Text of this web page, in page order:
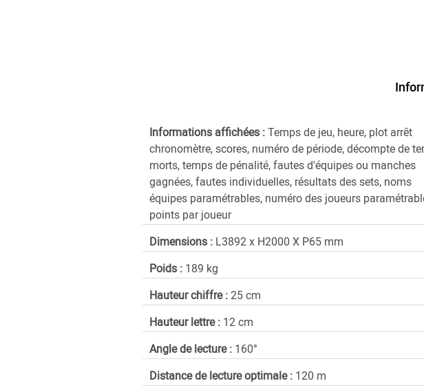
Informations affichées :Temps de jeu, heure, plot arrêt
chronomètre, scores, numéro de période, décompte de
morts, temps de pénalité, fautes d'équipes ou manches
gagnées, fautes individuelles, résultats des sets, noms
équipes paramétrables, numéro des joueurs
points par joueur
Dimensions :L3892 x H2000 X P65 mm
Poids :189 kg
Hauteur chiffre :25 cm
Hauteur lettre :12 cm
Angle de lecture :160°
Distance de lecture optimale :120 m